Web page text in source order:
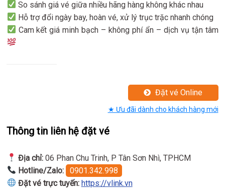
So sánh giá vé giữa nhiều hãng hàng không khác nhau
Hỗ trợ đổi ngày bay, hoàn vé, xử lý trục trặc nhanh chóng
Cam kết giá minh bạch – không phí ẩn – dịch vụ tận tâm
Đặt vé Online
★ Ưu đãi dành cho khách hàng mới
Thông tin liên hệ đặt vé
Địa chỉ:06 Phan Chu Trinh, P Tân Sơn Nhì, TPHCM
Hotline/Zalo:
0901.342.998
Đặt vé trực tuyến: https://vlink.vn